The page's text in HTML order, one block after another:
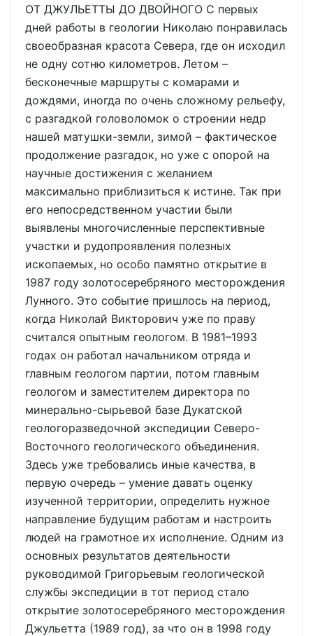
ОТ ДЖУЛЬЕТТЫ ДО ДВОЙНОГО С первых
дней работы в геологии Николаю понравилась
своеобразная красота Севера, где он исходил
не одну сотню километров. Летом –
бесконечные маршруты с комарами и
дождями, иногда по очень сложному рельефу,
с разгадкой головоломок о строении недр
нашей матушки-земли, зимой – фактическое
продолжение разгадок, но уже с опорой на
научные достижения с желанием
максимально приблизиться к истине. Так при
его непосредственном участии были
выявлены многочисленные перспективные
участки и рудопроявления полезных
ископаемых, но особо памятно открытие в
1987 году золотосеребряного месторождения
Лунного. Это событие пришлось на период,
когда Николай Викторович уже по праву
считался опытным геологом. В 1981–1993
годах он работал начальником отряда и
главным геологом партии, потом главным
геологом и заместителем директора по
минерально-сырьевой базе Дукатской
геологоразведочной экспедиции Северо-
Восточного геологического объединения.
Здесь уже требовались иные качества, в
первую очередь – умение давать оценку
изученной территории, определить нужное
направление будущим работам и настроить
людей на грамотное их исполнение. Одним из
основных результатов деятельности
руководимой Григорьевым геологической
службы экспедиции в тот период стало
открытие золотосеребряного месторождения
Джульетта (1989 год), за что он в 1998 году